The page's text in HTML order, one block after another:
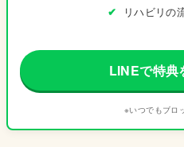
リハビリの
LINEで特典
※いつでもブロ